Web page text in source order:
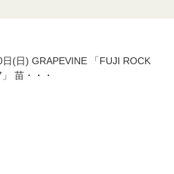
(日) GRAPEVINE 「FUJI ROCK
苗・・・